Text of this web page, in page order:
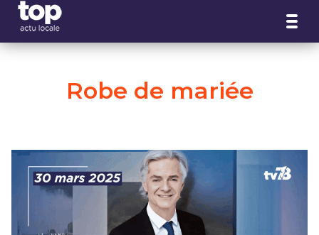
Robe de mariée
Panneau de gestion des cookies